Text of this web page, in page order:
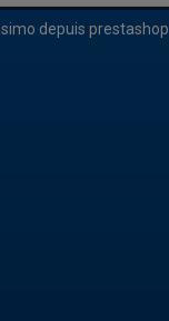
depuis prestashop